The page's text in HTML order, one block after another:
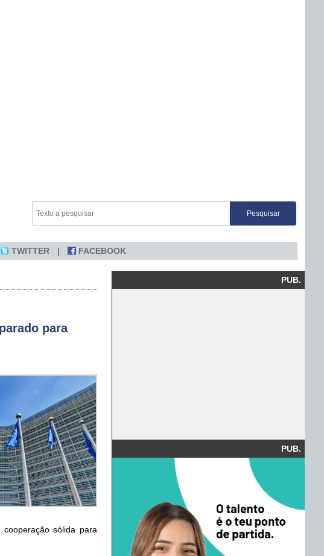
TWITTER FACEBOOK
para
sólida para
PUB.
PUB.